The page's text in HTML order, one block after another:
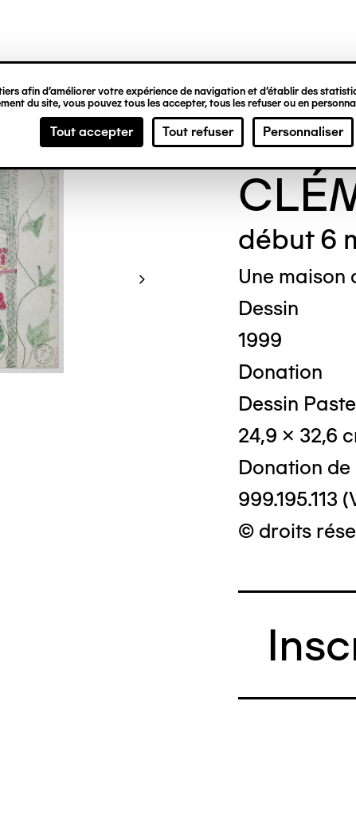
afin d’améliorer votre expérience de navigation et d’établir des
du site, vous pouvez tous les accepter, tous les refuser ou en
Tout accepter Tout refuser Personnaliser
© Crédit photo :
début 6
Une maison
Dessin
1999
Donation
Dessin
24,9 x 32,6
Donation de
999.195.113
© droits